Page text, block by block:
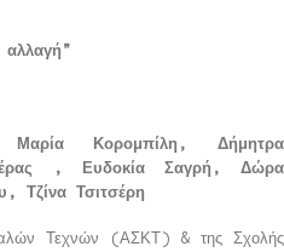
αλλαγή”
Μαρία Κορομπίλη, Δήμητρα
, Ευδοκία Σαγρή, Δώρα
Τζίνα Τσιτσέρη
Τεχνών (ΑΣΚΤ) & της Σχολής